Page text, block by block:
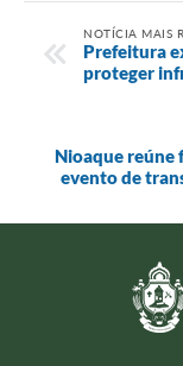
NOTÍCIA MAIS
Prefeitura
proteger
Nioaque reúne
evento de